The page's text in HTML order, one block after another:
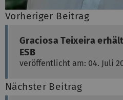
Vorheriger Beitrag
Graciosa Teixeira
ESB
veröffentlicht am: 04. Juli
Nächster Beitrag